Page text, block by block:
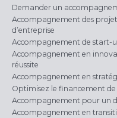
Demander un
Accompagnement des
d’entreprise
Accompagnement de start-
Accompagnement en
réussite
Accompagnement en
Optimisez le financement
Accompagnement pour un
Accompagnement en